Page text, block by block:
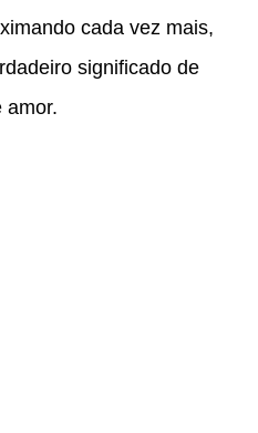
cada vez mais,
significado de
amor.